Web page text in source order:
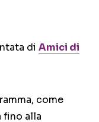
di Amici di
come
fino alla